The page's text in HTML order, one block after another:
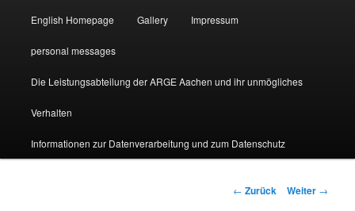
English Homepage Gallery Impressum
personal messages
Die Leistungsabteilung der ARGE Aachen und ihr unmögliches
Verhalten
Informationen zur Datenverarbeitung und zum Datenschutz
Beitragsnavigation
← Zurück Weiter →